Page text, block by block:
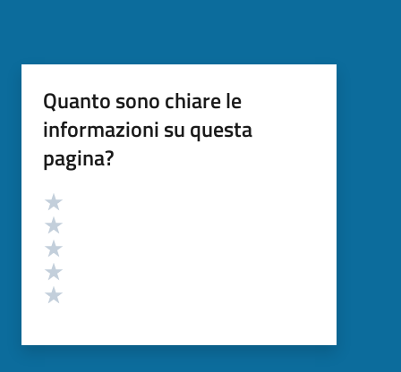
Quanto sono chiare le
informazioni su questa
pagina?
Valutazione